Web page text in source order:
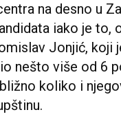
na desno u
iako je to,
Jonjić, koji
nešto više od 6
koliko i